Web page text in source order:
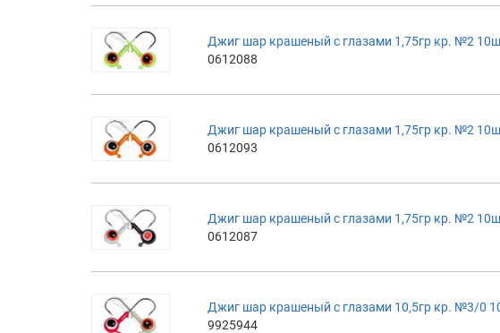
Джиг шар крашеный с глазами 1,75гр кр. №2
0612088
Джиг шар крашеный с глазами 1,75гр кр. №2
0612093
Джиг шар крашеный с глазами 1,75гр кр. №2
0612087
Джиг шар крашеный с глазами 10,5гр кр. №3/0
9925944